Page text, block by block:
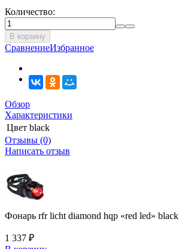
Количество:
В корзину
СравнениеИзбранное
Обзор
Характеристики
Цвет black
Отзывы (0)
Написать отзыв
Фонарь rfr licht diamond hqp «red led» black
1 337 ₽